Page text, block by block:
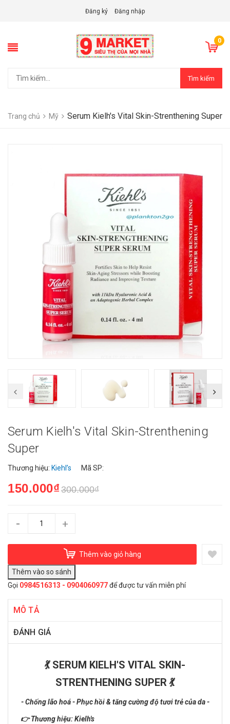
Đăng ký Đăng nhập
0
Tìm kiếm
Trang chủ Mỹ Serum Kielh's Vital Skin-Strenthening Super
Serum Kielh's Vital Skin-Strenthening
Super
Thương hiệu: Kiehl’s Mã SP:
150.000₫300.000₫
- +
Thêm vào giỏ hàng
Gọi 0984516313 - 0904060977để được tư vấn miễn phí
MÔ TẢ
ĐÁNH GIÁ
💃 SERUM KIELH'S VITAL SKIN-
STRENTHENING SUPER 💃
- Chống lão hoá - Phục hồi & tăng cường độ tươi trẻ của da -
👉 Thương hiệu: Kielh's